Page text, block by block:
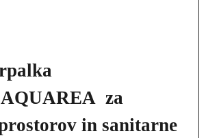
AQUAREA za
in sanitarne